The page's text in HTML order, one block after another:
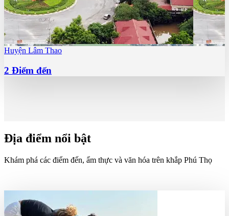
Huyện Lâm Thao
2 Điểm đến
Địa điểm nổi bật
Khám phá các điểm đến, ẩm thực và văn hóa trên khắp Phú Thọ